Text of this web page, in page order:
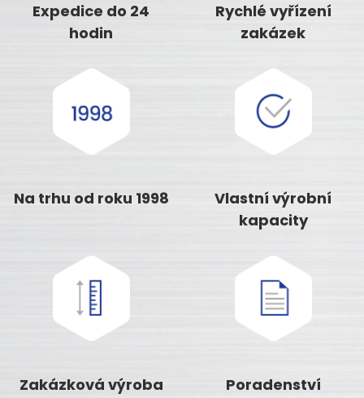
Expedice do 24
hodin
Rychlé vyřízení
zakázek
Na trhu od roku 1998
Vlastní výrobní
kapacity
Zakázková výroba Poradenství